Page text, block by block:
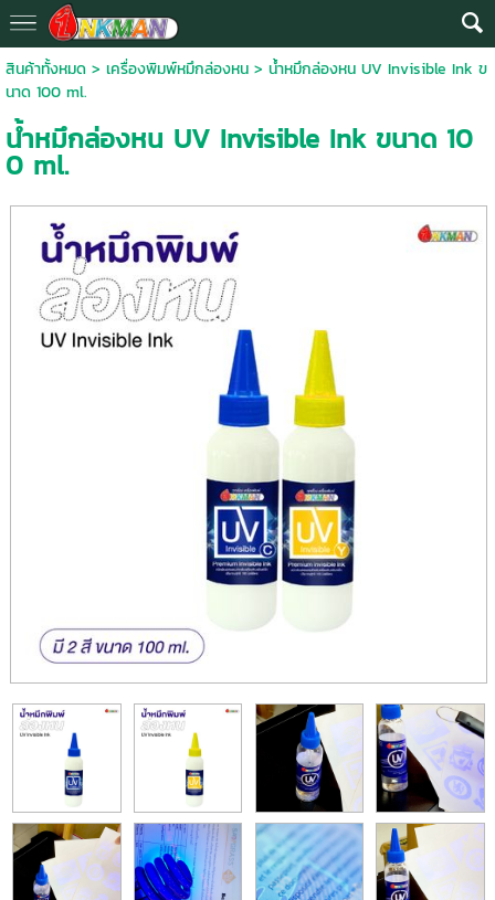
สินค้าทั้งหมด> เครื่องพิมพ์หมึกล่องหน> น้ำหมึกล่องหน UV Invisible Ink ข
นาด 100 ml.
น้ำหมึกล่องหน UV Invisible Ink ขนาด 10
0 ml.